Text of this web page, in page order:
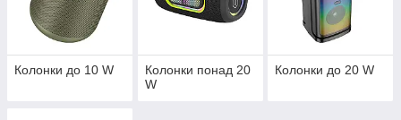
Колонки до 10 W
Колонки понад 20
W
Колонки до 20 W